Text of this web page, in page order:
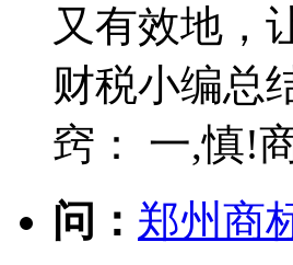
又有效地，
财税小编总
窍： 一,慎!
问： 郑州商